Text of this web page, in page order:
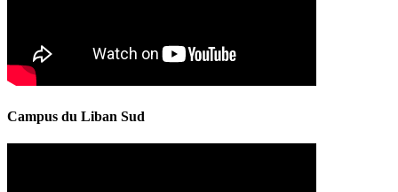
Campus du Liban Sud